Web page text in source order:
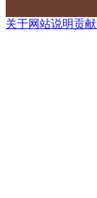
关于网站说明贡献